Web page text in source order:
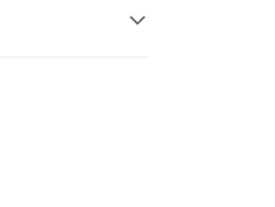
期系統評分，恕
算日後寄送繳費提